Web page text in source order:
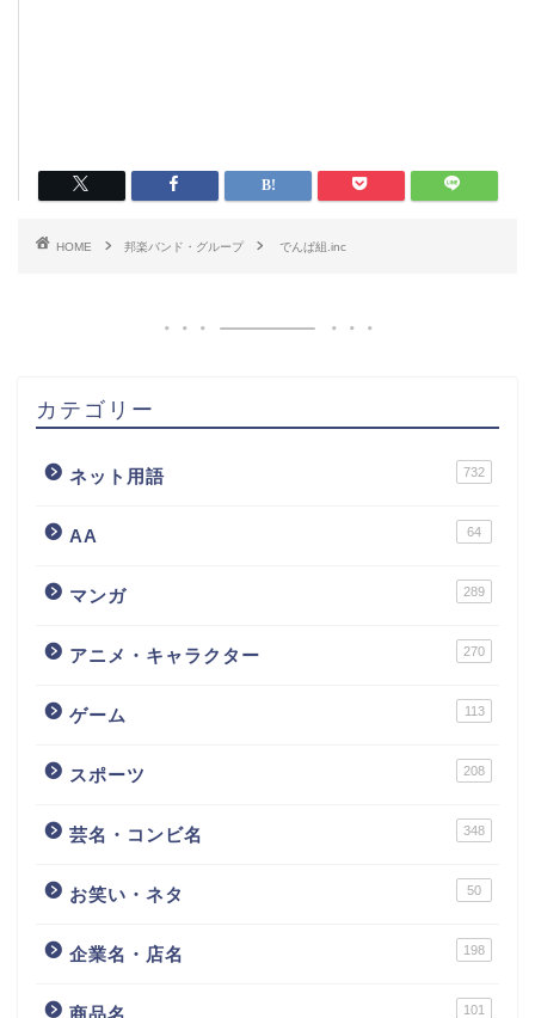
HOME 邦楽バンド・グループ でんぱ組.inc
カテゴリー
ネット用語 732
AA 64
マンガ 289
アニメ・キャラクター 270
ゲーム 113
スポーツ 208
芸名・コンビ名 348
お笑い・ネタ 50
企業名・店名 198
101